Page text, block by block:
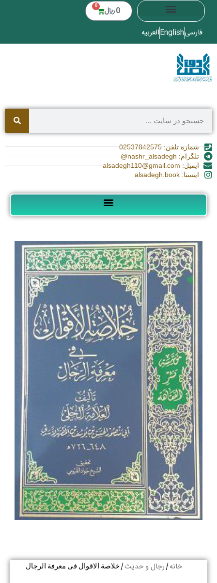
0 ﷼ 0
فارسیEnglishالعربیه
شماره تلفن: 02537842575
تلگرام: nashr_alsadegh@
ایمیل: alsadegh110@gmail.com
اینستا: alsadegh.book
خانه/ رجال و حدیث/ خلاصة الاقوال فی معرفة الرجال